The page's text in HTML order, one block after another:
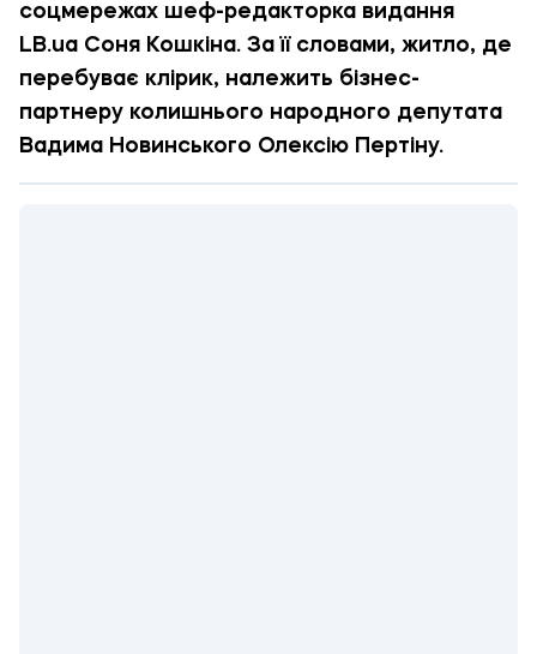
соцмережах шеф-редакторка видання
LB.ua Соня Кошкіна. За її словами, житло, де
перебуває клірик, належить бізнес-
партнеру колишнього народного депутата
Вадима Новинського Олексію Пертіну.